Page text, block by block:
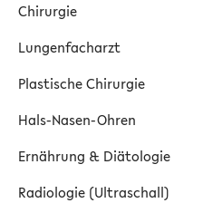
Chirurgie
Lungenfacharzt
Plastische Chirurgie
Hals-Nasen-Ohren
Ernährung & Diätologie
Radiologie (Ultraschall)